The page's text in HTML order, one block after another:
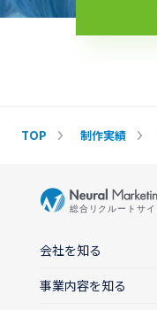
TOP 制作実績
会社を知る
事業内容を知る